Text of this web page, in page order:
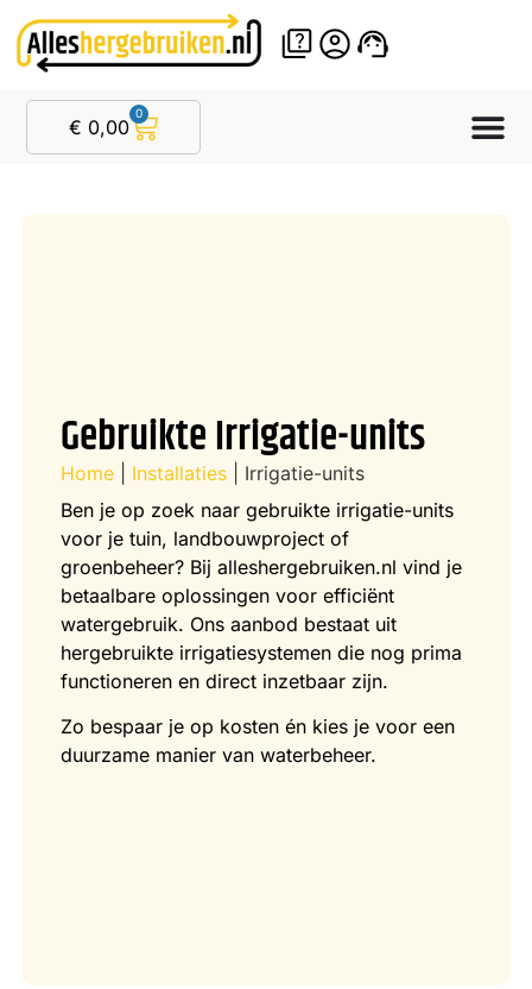
€ 0,00
0
Gebruikte Irrigatie-units
Home| Installaties| Irrigatie-units
Ben je op zoek naar gebruikte irrigatie-units
voor je tuin, landbouwproject of
groenbeheer? Bij alleshergebruiken.nl vind je
betaalbare oplossingen voor efficiënt
watergebruik. Ons aanbod bestaat uit
hergebruikte irrigatiesystemen die nog prima
functioneren en direct inzetbaar zijn.
Zo bespaar je op kosten én kies je voor een
duurzame manier van waterbeheer.